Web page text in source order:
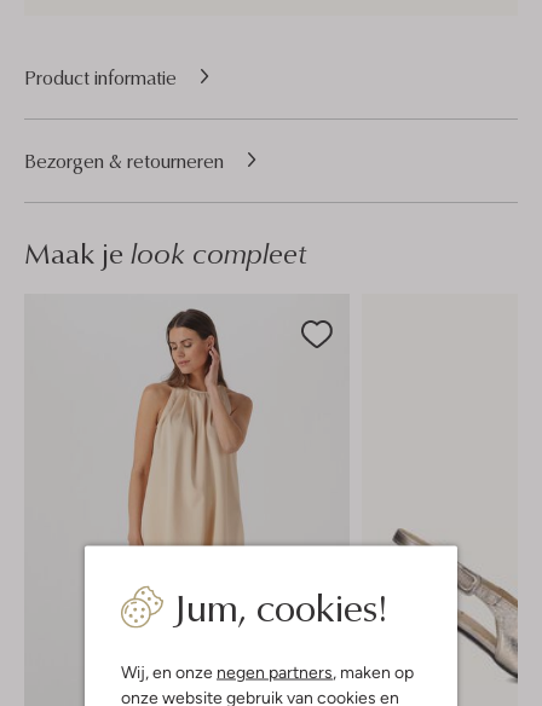
Jum, cookies!
Wij, en onze negen partners, maken op
onze website gebruik van cookies en
Product informatie
Bezorgen & retourneren
Maak je look compleet